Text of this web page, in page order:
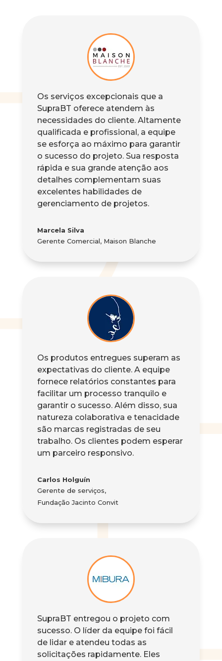
Os serviços excepcionais que a
SupraBT oferece atendem às
necessidades do cliente. Altamente
qualificada e profissional, a equipe
se esforça ao máximo para garantir
o sucesso do projeto. Sua resposta
rápida e sua grande atenção aos
detalhes complementam suas
excelentes habilidades de
gerenciamento de projetos.
Marcela Silva
Gerente Comercial, Maison Blanche
Os produtos entregues superam as
expectativas do cliente. A equipe
fornece relatórios constantes para
facilitar um processo tranquilo e
garantir o sucesso. Além disso, sua
natureza colaborativa e tenacidade
são marcas registradas de seu
trabalho. Os clientes podem esperar
um parceiro responsivo.
Carlos Holguín
Gerente de serviços,
Fundação Jacinto Convit
SupraBT entregou o projeto com
sucesso. O líder da equipe foi fácil
de lidar e atendeu todas as
solicitações rapidamente. Eles